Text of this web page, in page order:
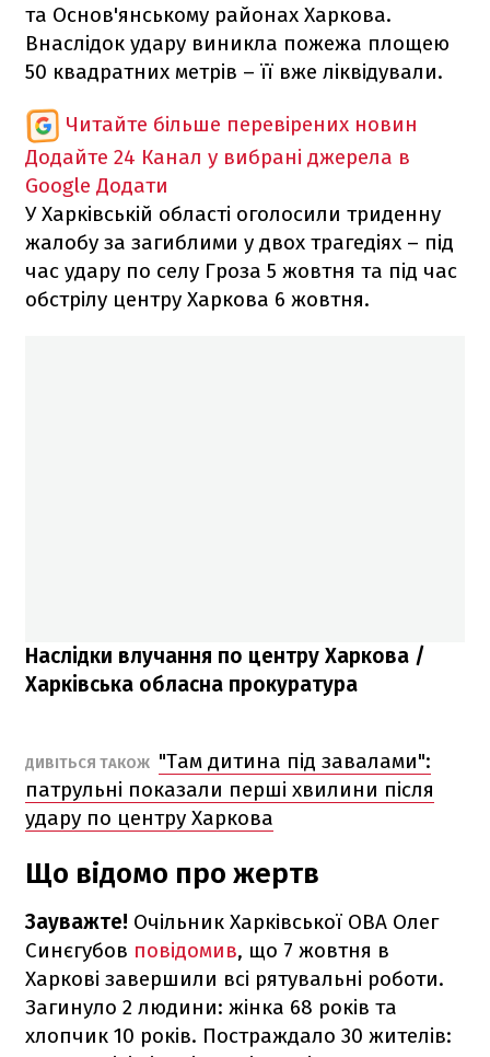
та Основ'янському районах Харкова.
Внаслідок удару виникла пожежа площею
50 квадратних метрів – її вже ліквідували.
Читайте більше перевірених новин
Додайте 24 Канал у вибрані джерела в
Google Додати
У Харківській області оголосили триденну
жалобу за загиблими у двох трагедіях – під
час удару по селу Гроза 5 жовтня та під час
обстрілу центру Харкова 6 жовтня.
Наслідки влучання по центру Харкова /
Харківська обласна прокуратура
ДИВІТЬСЯ ТАКОЖ "Там дитина під завалами":
патрульні показали перші хвилини після
удару по центру Харкова
Що відомо про жертв
Зауважте! Очільник Харківської ОВА Олег
Синєгубов повідомив, що 7 жовтня в
Харкові завершили всі рятувальні роботи.
Загинуло 2 людини: жінка 68 років та
хлопчик 10 років. Постраждало 30 жителів: